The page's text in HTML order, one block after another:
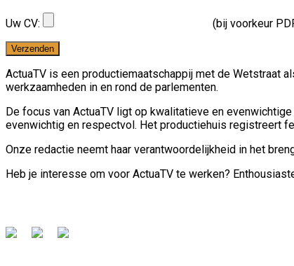
Uw CV: (bij voorkeur
ActuaTV is een productiemaatschappij met de Wetstraat
werkzaamheden in en rond de parlementen.
De focus van ActuaTV ligt op kwalitatieve en
evenwichtig en respectvol. Het productiehuis registreert
Onze redactie neemt haar verantwoordelijkheid in het
Heb je interesse om voor ActuaTV te werken?